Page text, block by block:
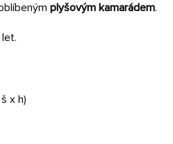
plyšovým kamarádem.
x h)